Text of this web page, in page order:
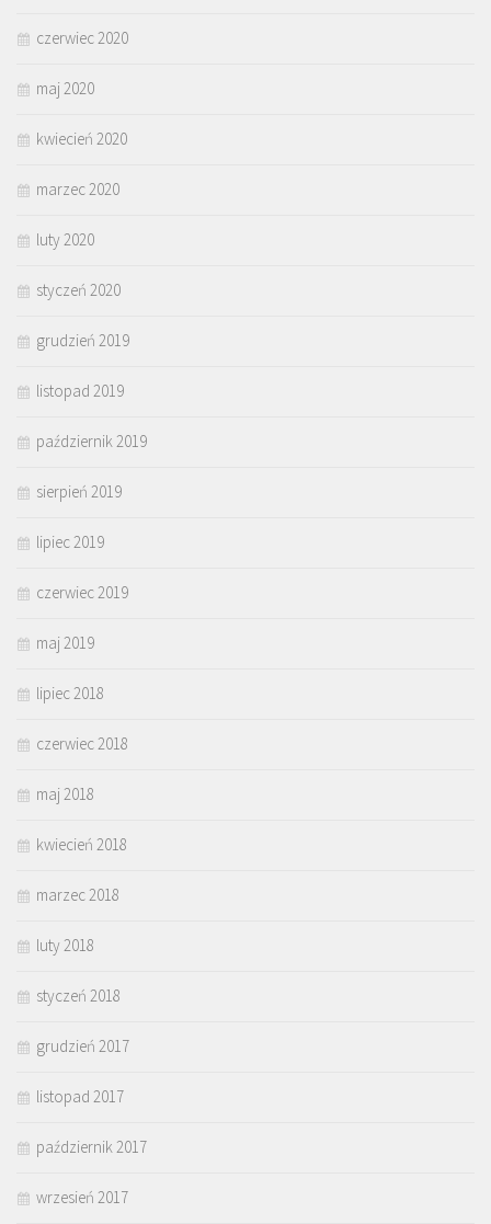
czerwiec 2020
maj 2020
kwiecień 2020
marzec 2020
luty 2020
styczeń 2020
grudzień 2019
listopad 2019
październik 2019
sierpień 2019
lipiec 2019
czerwiec 2019
maj 2019
lipiec 2018
czerwiec 2018
maj 2018
kwiecień 2018
marzec 2018
luty 2018
styczeń 2018
grudzień 2017
listopad 2017
październik 2017
wrzesień 2017